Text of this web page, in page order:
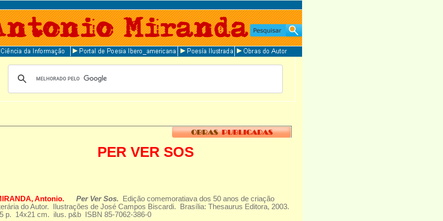
PER VER SOS
Antonio. Per Ver Sos.
Edição comemoratiava dos 50 anos de criação
do Autor. Ilustrações de José Campos Biscardi. Brasília: Thesaurus Editora, 2003.
p. 14x21 cm. ilus. p&b ISBN 85-7062-386-0